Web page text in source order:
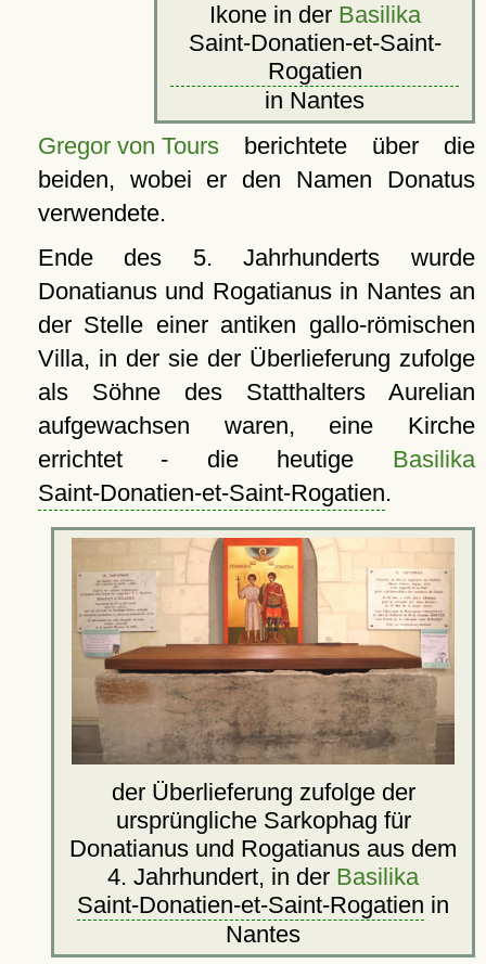
Ikone in der Basilika
Saint-Donatien-et-Saint-
Rogatien
in Nantes
Gregor von Toursberichtete über die
beiden, wobei er den Namen Donatus
verwendete.
Ende des 5. Jahrhunderts wurde
Donatianus und Rogatianus in Nantes an
der Stelle einer antiken gallo-römischen
Villa, in der sie der Überlieferung zufolge
als Söhne des Statthalters Aurelian
aufgewachsen waren, eine Kirche
errichtet - die heutige Basilika
Saint-Donatien-et-Saint-Rogatien.
der Überlieferung zufolge der
ursprüngliche Sarkophag für
Donatianus und Rogatianus aus dem
4. Jahrhundert, in der Basilika
Saint-Donatien-et-Saint-Rogatien in
Nantes